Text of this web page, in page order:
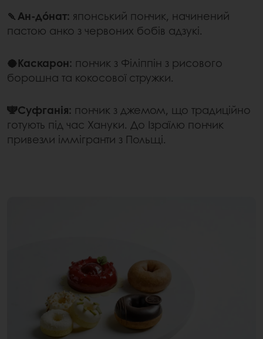
🍡Ан-дóнат: японський пончик, начинений
пастою анко з червоних бобів адзукі.
🥥Каскарон: пончик з Філіппін з рисового
борошна та кокосової стружки.
🕎Суфганія: пончик з джемом, що традиційно
готують під час Хануки. До Ізраїлю пончик
привезли іммігранти з Польщі.